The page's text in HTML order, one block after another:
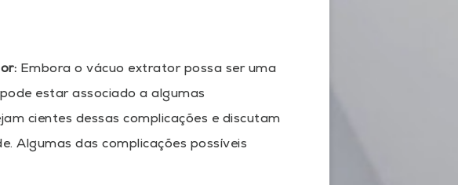
Embora o vácuo extrator possa ser uma
estar associado a algumas
cientes dessas complicações e discutam
Algumas das complicações possíveis